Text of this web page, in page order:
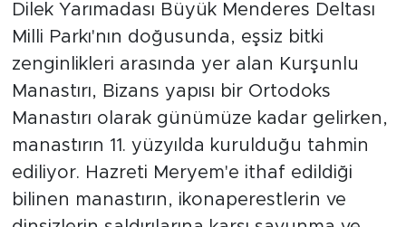
Dilek Yarımadası Büyük Menderes Deltası
Milli Parkı'nın doğusunda, eşsiz bitki
zenginlikleri arasında yer alan Kurşunlu
Manastırı, Bizans yapısı bir Ortodoks
Manastırı olarak günümüze kadar gelirken,
manastırın 11. yüzyılda kurulduğu tahmin
ediliyor. Hazreti Meryem'e ithaf edildiği
bilinen manastırın, ikonaperestlerin ve